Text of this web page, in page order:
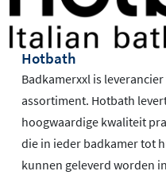
Hotbath
Badkamerxxl is
assortiment. Hotbath
hoogwaardige kwaliteit
die in ieder badkamer tot
kunnen geleverd worden